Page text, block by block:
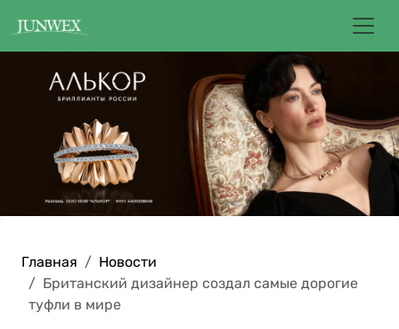
Главная
Новости
Британский дизайнер создал самые дорогие
туфли в мире